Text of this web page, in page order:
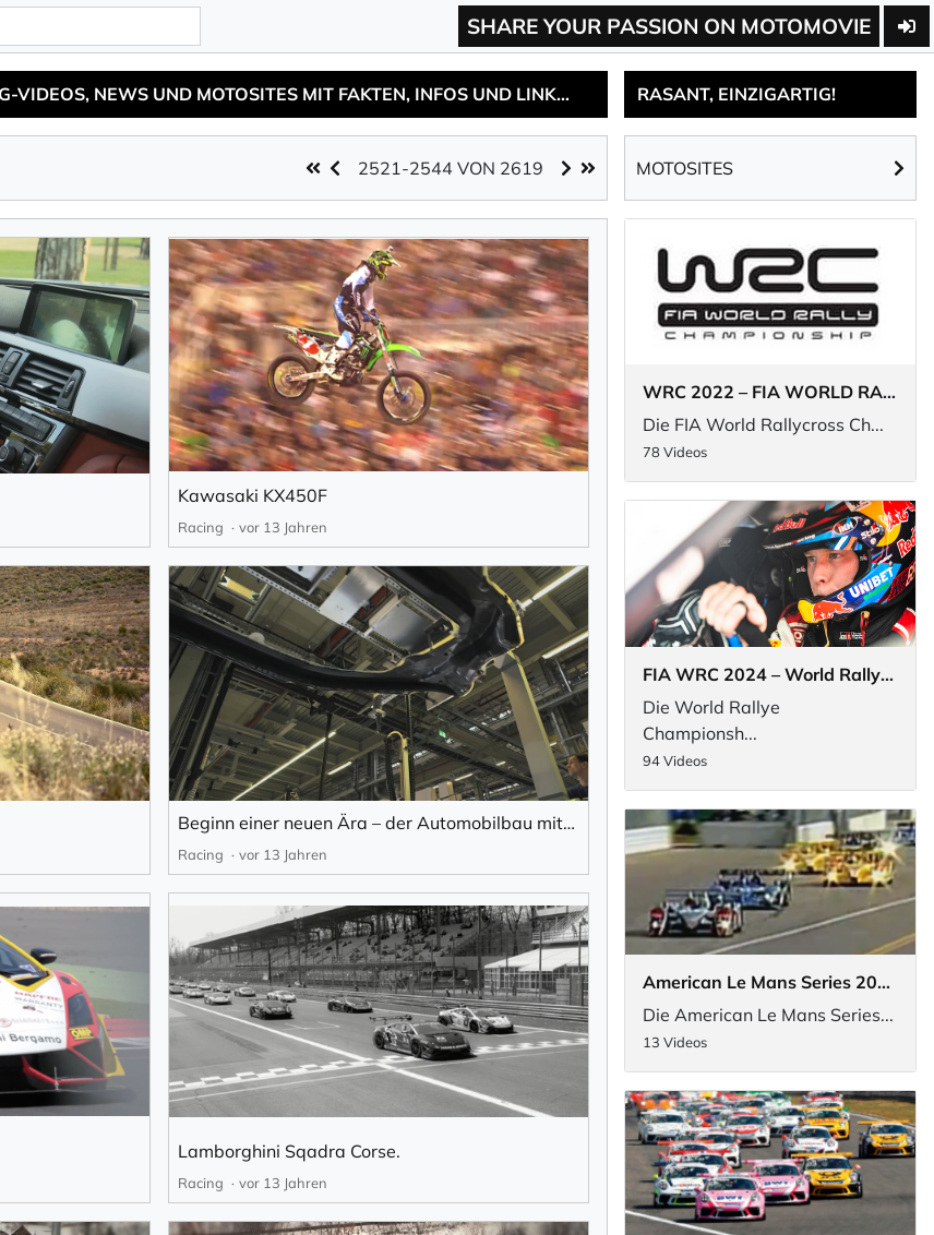
SHARE YOUR PASSION ON MOTOMOVIE
DIE INTERESSANTESTEN RACING-VIDEOS, NEWS UND MOTOSITES MIT FAKTEN, INFOS UND LINKS... RASANT, EINZIGARTIG!
2521-2544 VON 2619
Kawasaki KX450F
Racing vor 13 Jahren
Beginn einer neuen Ära – der Automobilbau mit CFK
Racing vor 13 Jahren
Lamborghini Sqadra Corse.
Racing vor 13 Jahren
MOTOSITES
WRC 2022 – FIA WORLD RALLYE CHAMPIONSHIP
Die FIA World Rallycross Ch...
78 Videos
FIA WRC 2024 – World Rallye Championship
Die World Rallye
Championsh...
94 Videos
American Le Mans Series 2007
Die American Le Mans Series...
13 Videos